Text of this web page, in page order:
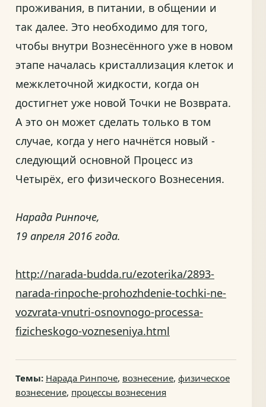
проживания, в питании, в общении и
так далее. Это необходимо для того,
чтобы внутри Вознесённого уже в новом
этапе началась кристаллизация клеток и
межклеточной жидкости, когда он
достигнет уже новой Точки не Возврата.
А это он может сделать только в том
случае, когда у него начнётся новый -
следующий основной Процесс из
Четырёх, его физического Вознесения.
Нарада Ринпоче,
19 апреля 2016 года.
http://narada-budda.ru/ezoterika/2893-
narada-rinpoche-prohozhdenie-tochki-ne-
vozvrata-vnutri-osnovnogo-processa-
fizicheskogo-vozneseniya.html
Темы: Нарада Ринпоче, вознесение, физическое
вознесение, процессы вознесения